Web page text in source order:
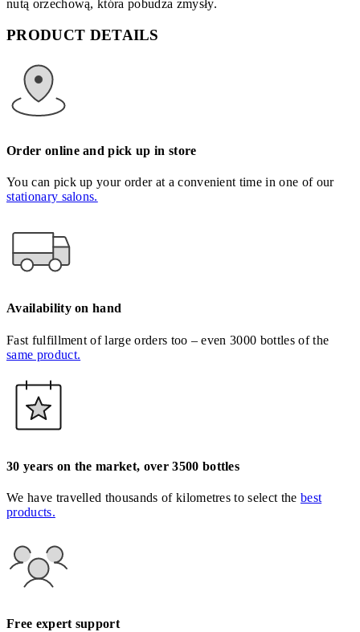
nutą orzechową, która pobudza zmysły.
PRODUCT DETAILS
Order online and pick up in store
You can pick up your order at a convenient time in one of our
stationary salons.
Availability on hand
Fast fulfillment of large orders too – even 3000 bottles of the
same product.
30 years on the market, over 3500 bottles
We have travelled thousands of kilometres to select the best
products.
Free expert support